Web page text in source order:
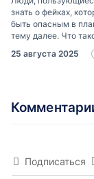
знать о фейках,
быть опасным в
тему далее. Что
время можно
25 августа 2025
Подписаться